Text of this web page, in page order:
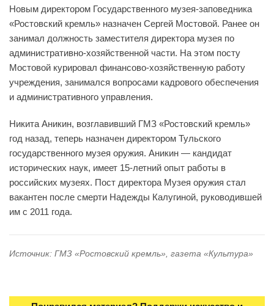
Новым директором Государственного музея-заповедника
«Ростовский кремль» назначен Сергей Мостовой. Ранее он
занимал должность заместителя директора музея по
административно-хозяйственной части. На этом посту
Мостовой курировал финансово-хозяйственную работу
учреждения, занимался вопросами кадрового обеспечения
и административного управления.
Никита Аникин, возглавивший ГМЗ «Ростовский кремль»
год назад, теперь назначен директором Тульского
государственного музея оружия. Аникин — кандидат
исторических наук, имеет 15-летний опыт работы в
российских музеях. Пост директора Музея оружия стал
вакантен после смерти Надежды Калугиной, руководившей
им с 2011 года.
Источник: ГМЗ «Ростовский кремль», газета «Культура»